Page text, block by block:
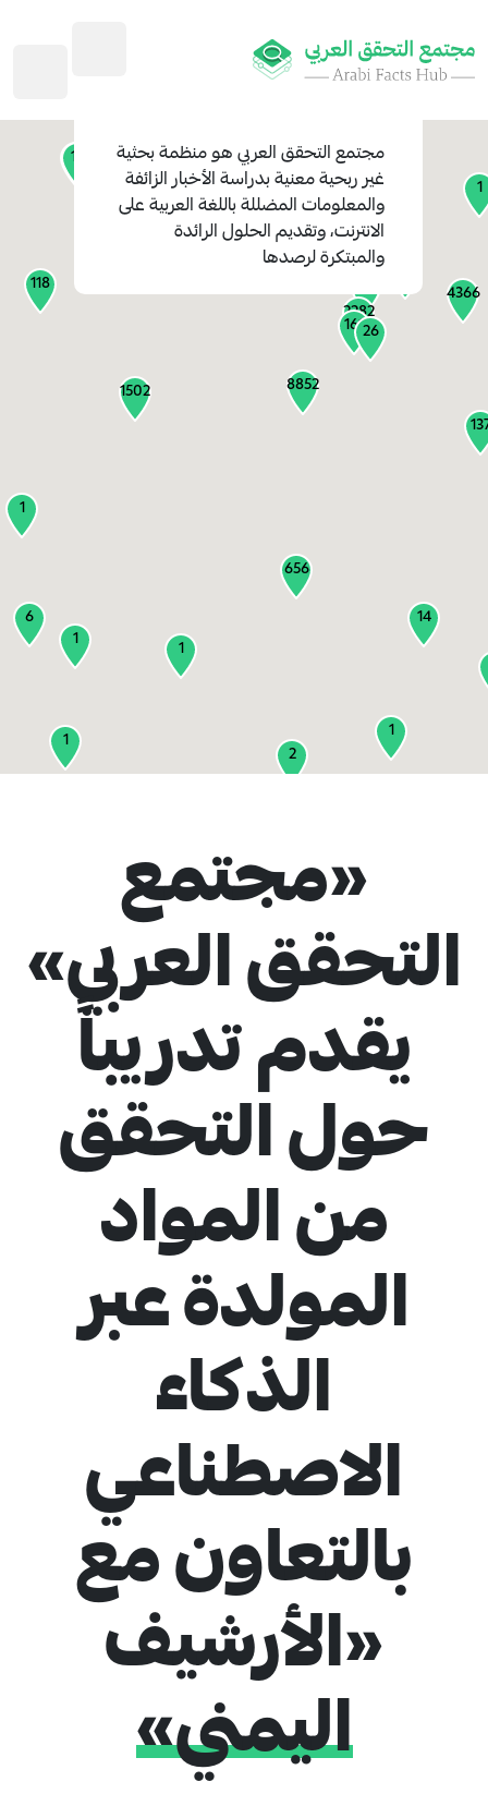
8852
127
45
2282
4366
1502
14
2
656
118
6
1
1113
26
1
1
4
1
3
1
1
161
1
مجتمع التحقق العربيهو منظمة بحثية
غير ربحية معنية بدراسة الأخبار الزائفة
والمعلومات المضللة باللغة العربية على
الانترنت، وتقديم الحلول الرائدة
والمبتكرة لرصدها
«مجتمع
التحقق العربي»
يقدم تدريباً
حول التحقق
من المواد
المولدة عبر
الذكاء
الاصطناعي
بالتعاون مع
«الأرشيف
اليمني»